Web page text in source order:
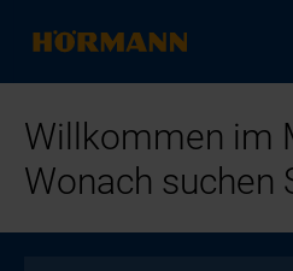
Willkommen im
Wonach suchen